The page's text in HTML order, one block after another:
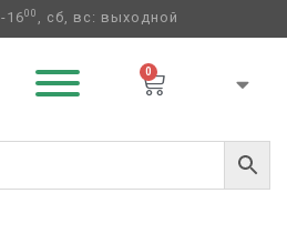
-1600 , сб, вс: выходной
0